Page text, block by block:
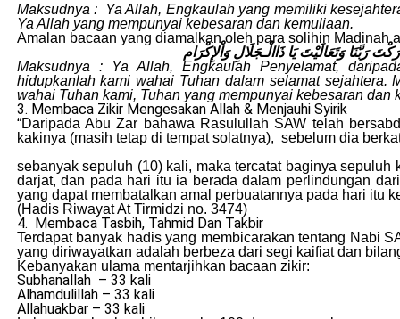
Maksudnya : Ya Allah, Engkaulah yang memiliki
Ya Allah yang mempunyai kebesaran dan kemuliaan.
Amalan bacaan yang diamalkan oleh para solihin Madinah
رَبَّنَا وَتَعَالَيْتَ يَا ذَاالْـجَلَالِ وَاْلإِكْرَام
Maksudnya : Ya Allah, Engkaulah Penyelamat,
hidupkanlah kami wahai Tuhan dalam selamat sejahtera.
wahai Tuhan kami, Tuhan yang mempunyai kebesaran
3. Membaca Zikir Mengesakan Allah & Menjauhi Syirik
“Daripada Abu Zar bahawa Rasulullah SAW telah
kakinya (masih tetap di tempat solatnya), sebelum dia
sebanyak sepuluh (10) kali, maka tercatat baginya
darjat, dan pada hari itu ia berada dalam perlindungan
yang dapat membatalkan amal perbuatannya pada hari itu
(Hadis Riwayat At Tirmidzi no. 3474)
4. Membaca Tasbih, Tahmid Dan Takbir
Terdapat banyak hadis yang membicarakan tentang Nabi
yang diriwayatkan adalah berbeza dari segi kaifiat dan
Kebanyakan ulama mentarjihkan bacaan zikir:
Subhanallah – 33 kali
Alhamdulillah – 33 kali
Allahuakbar – 33 kali